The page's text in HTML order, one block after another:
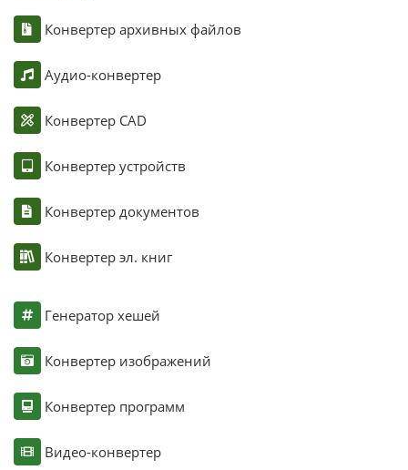
Конвертер архивных файлов
Аудио-конвертер
Конвертер CAD
Конвертер устройств
Конвертер документов
Конвертер эл. книг
Генератор хешей
Конвертер изображений
Конвертер программ
Видео-конвертер